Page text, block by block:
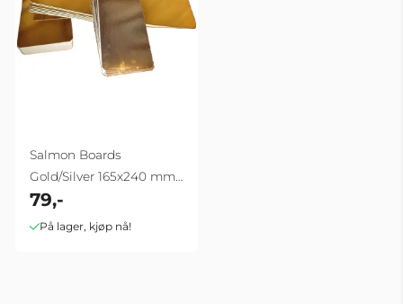
Salmon Boards
Gold/Silver 165x240 mm
(25 pcs)
79,-
På lager, kjøp nå!